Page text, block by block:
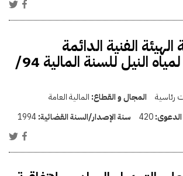
الفنية الدائمة
المشتركة لمياه النيل للسنة المالية 94/
رئاسية المجال و القطاع: المالية العامة
الدعوى:420 سنة الإصدار/السنة القضائية:1994